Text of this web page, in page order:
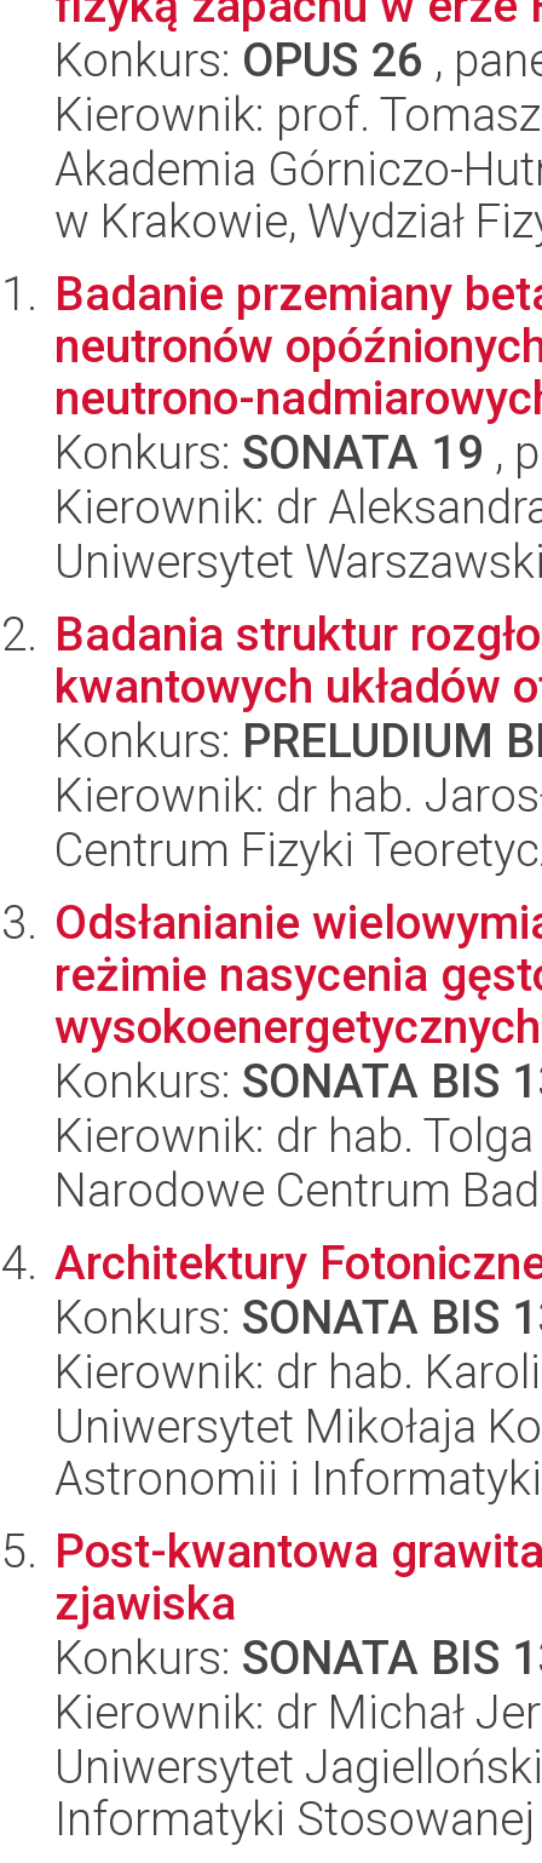
Konkurs: OPUS 26 ,
Kierownik: prof.
Akademia Górniczo-
w Krakowie, Wydział
Badanie przemiany
neutronów
neutrono-
Konkurs: SONATA 19 ,
Kierownik: dr
Uniwersytet
Badania struktur
kwantowych układów
Konkurs: PRELUDIUM
Kierownik: dr hab.
Centrum Fizyki
Odsłanianie
reżimie nasycenia
Konkurs: SONATA BIS
Kierownik: dr hab.
Narodowe Centrum
Architektury
Konkurs: SONATA BIS
Kierownik: dr hab.
Uniwersytet Mikołaja
Astronomii i
Post-kwantowa
zjawiska
Konkurs: SONATA BIS
Kierownik: dr Michał
Uniwersytet
Informatyki Stosowanej